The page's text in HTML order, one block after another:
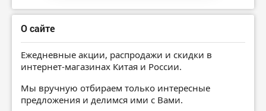
О сайте
Ежедневные акции, распродажи и скидки в
интернет-магазинах Китая и России.
Мы вручную отбираем только интересные
предложения и делимся ими с Вами.